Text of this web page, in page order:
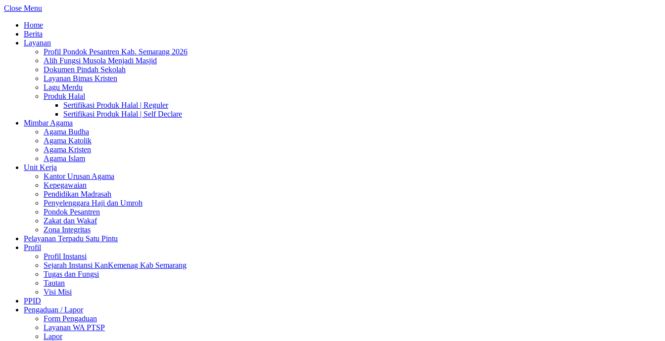
Close Menu
Home
Berita
Layanan
Profil Pondok Pesantren Kab. Semarang 2026
Alih Fungsi Musola Menjadi Masjid
Dokumen Pindah Sekolah
Layanan Bimas Kristen
Lagu Merdu
Produk Halal
Sertifikasi Produk Halal | Reguler
Sertifikasi Produk Halal | Self Declare
Mimbar Agama
Agama Budha
Agama Katolik
Agama Kristen
Agama Islam
Unit Kerja
Kantor Urusan Agama
Kepegawaian
Pendidikan Madrasah
Penyelenggara Haji dan Umroh
Pondok Pesantren
Zakat dan Wakaf
Zona Integritas
Pelayanan Terpadu Satu Pintu
Profil
Profil Instansi
Sejarah Instansi KanKemenag Kab Semarang
Tugas dan Fungsi
Tautan
Visi Misi
PPID
Pengaduan / Lapor
Form Pengaduan
Layanan WA PTSP
Lapor